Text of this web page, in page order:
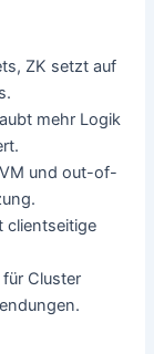
ZK setzt auf
mehr Logik
und out-of-
clientseitige
Cluster